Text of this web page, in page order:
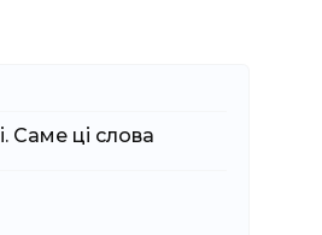
Саме ці слова